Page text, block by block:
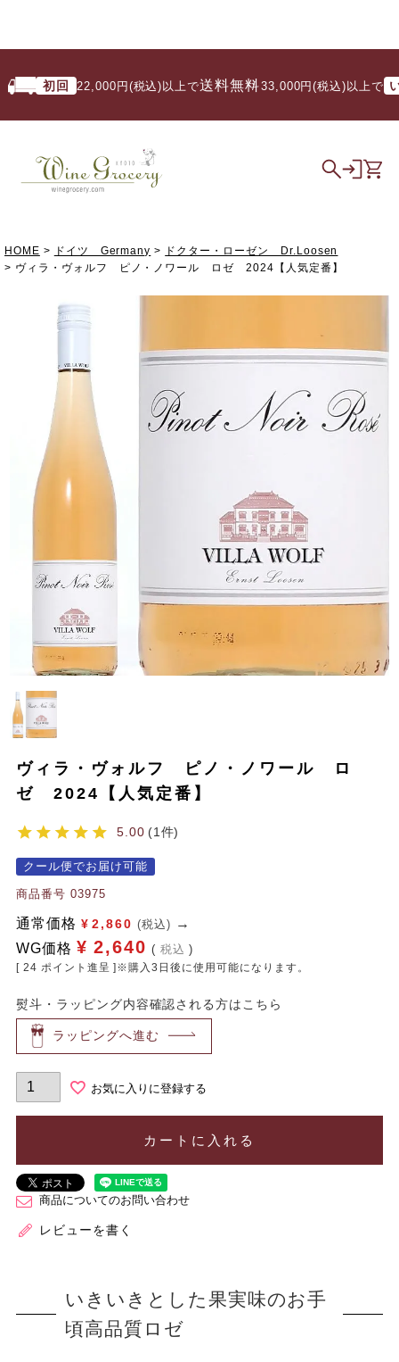
初回 22,000円(税込)以上で送料無料/ 33,000円(税込)以上で いつ
HOME ドイツ Germany
ドクター・ローゼン Dr.Loosen
ヴィラ・ヴォルフ ピノ・ノワール ロゼ 2024【人気定番】
ヴィラ・ヴォルフ ピノ・ノワール ロ
ゼ 2024【人気定番】
5.00 1
クール便でお届け可能
商品番号 03975
通常価格 ¥ 2,860 (税込)
WG価格 ¥ 2,640 税込
[ 24 ポイント進呈 ]※購入3日後に使用可能になります。
熨斗・ラッピング内容確認される方はこちら
ラッピングへ進む
お気に入りに登録する
カートに入れる
商品についてのお問い合わせ
レビューを書く
いきいきとした果実味のお手
頃高品質ロゼ